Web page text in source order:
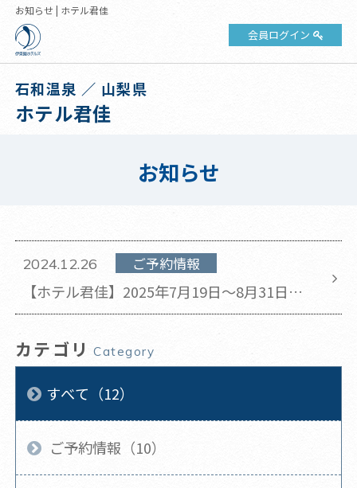
お知らせ | ホテル君佳
会員ログイン
石和温泉 ／ 山梨県
ホテル君佳
お知らせ
2024.12.26 ご予約情報
【ホテル君佳】2025年7月19日～8月31日の
チェックアウト時間が11時から10時に変更と
カテゴリ Category
すべて（12）
ご予約情報（10）